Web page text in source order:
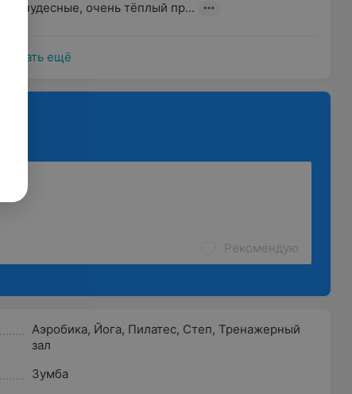
чудесные, очень тёплый пр...
ещё
Рекомендую
Аэробика, Йога, Пилатес, Степ, Тренажерный
зал
Зумба